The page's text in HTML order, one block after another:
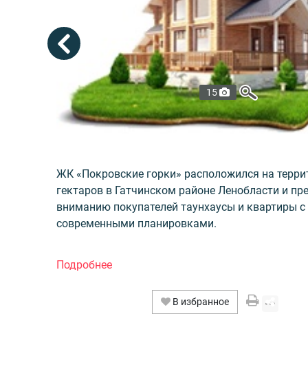
15
ЖК «Покровские горки» расположился на
гектаров в Гатчинском районе Ленобласти и
вниманию покупателей таунхаусы и квартиры
современными планировками.
административное здание с магазином,
и гостевая парковка, кроме того, жители смогут
воспользоваться развитой инфраструктурой
В избранное